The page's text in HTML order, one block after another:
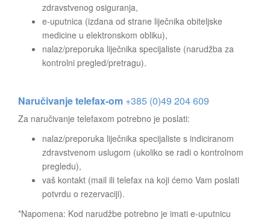
zdravstvenog osiguranja,
e-uputnica (izdana od strane liječnika obiteljske
medicine u elektronskom obliku),
nalaz/preporuka liječnika specijaliste (narudžba za
kontrolni pregled/pretragu).
Naručivanje telefax-om +385 (0)49 204 609
Za naručivanje telefaxom potrebno je poslati:
nalaz/preporuka liječnika specijaliste s indiciranom
zdravstvenom uslugom (ukoliko se radi o kontrolnom
pregledu),
vaš kontakt (mail ili telefax na koji ćemo Vam poslati
potvrdu o rezervaciji).
*Napomena: Kod narudžbe potrebno je imati e-uputnicu